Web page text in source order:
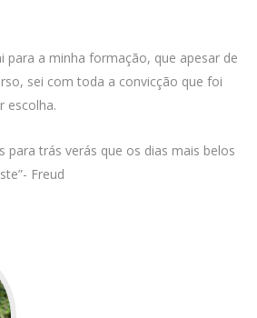
para a minha formação, que apesar de
sei com toda a convicção que foi
escolha.
para trás verás que os dias mais belos
Freud